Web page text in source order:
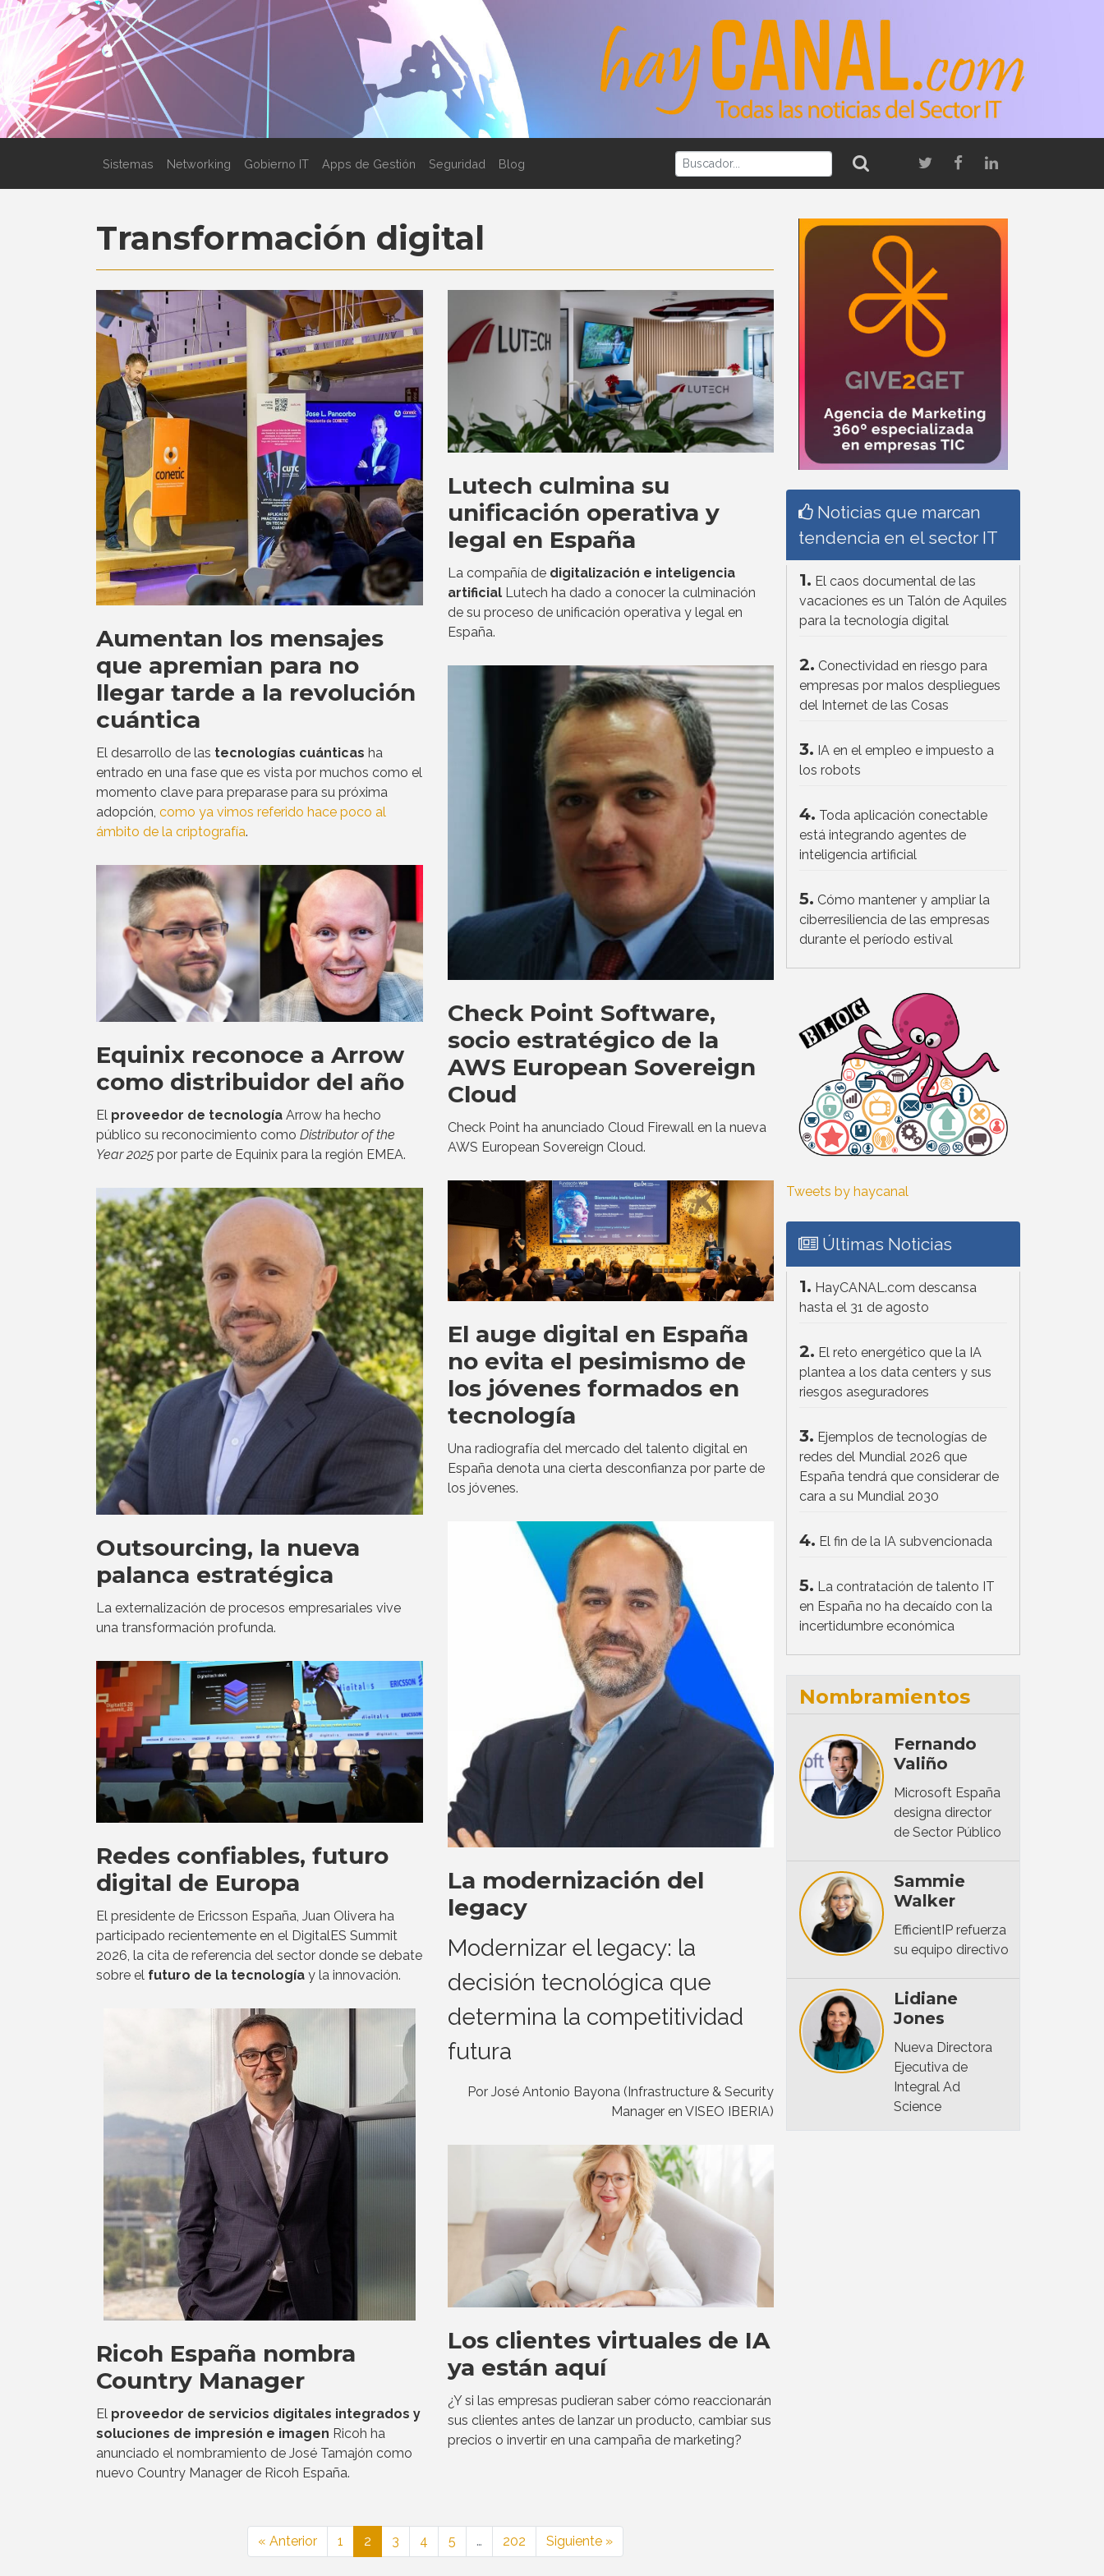
Sistemas Networking Gobierno IT Apps de Gestión Seguridad Blog
Transformación digital
Aumentan los mensajes
que apremian para no
llegar tarde a la revolución
cuántica
El desarrollo de las tecnologías cuánticas ha
entrado en una fase que es vista por muchos como el
momento clave para preparase para su próxima
adopción, como ya vimos referido hace poco al
ámbito de la criptografía.
Equinix reconoce a Arrow
como distribuidor del año
El proveedor de tecnología Arrow ha hecho
público su reconocimiento como Distributor of the
Year 2025 por parte de Equinix para la región EMEA.
Outsourcing, la nueva
palanca estratégica
La externalización de procesos empresariales vive
una transformación profunda.
Redes confiables, futuro
digital de Europa
El presidente de Ericsson España, Juan Olivera ha
participado recientemente en el DigitalES Summit
2026, la cita de referencia del sector donde se debate
sobre el futuro de la tecnología y la innovación.
Ricoh España nombra
Country Manager
El proveedor de servicios digitales integrados y
soluciones de impresión e imagen Ricoh ha
anunciado el nombramiento de José Tamajón como
nuevo Country Manager de Ricoh España.
Lutech culmina su
unificación operativa y
legal en España
La compañía de digitalización e inteligencia
artificialLutech ha dado a conocer la culminación
de su proceso de unificación operativa y legal en
España.
Check Point Software,
socio estratégico de la
AWS European Sovereign
Cloud
Check Point ha anunciado Cloud Firewall en la nueva
AWS European Sovereign Cloud.
El auge digital en España
no evita el pesimismo de
los jóvenes formados en
tecnología
Una radiografía del mercado del talento digital en
España denota una cierta desconfianza por parte de
los jóvenes.
La modernización del
legacy
Modernizar el legacy: la
decisión tecnológica que
determina la competitividad
futura
Por José Antonio Bayona (Infrastructure & Security
Manager en VISEO IBERIA)
Los clientes virtuales de IA
ya están aquí
¿Y si las empresas pudieran saber cómo reaccionarán
sus clientes antes de lanzar un producto, cambiar sus
precios o invertir en una campaña de marketing?
« Anterior 1 2 3 4 5 … 202 Siguiente »
Noticias que marcan
tendencia en el sector IT
1. El caos documental de las
vacaciones es un Talón de Aquiles
para la tecnología digital
2. Conectividad en riesgo para
empresas por malos despliegues
del Internet de las Cosas
3. IA en el empleo e impuesto a
los robots
4. Toda aplicación conectable
está integrando agentes de
inteligencia artificial
5. Cómo mantener y ampliar la
ciberresiliencia de las empresas
durante el período estival
Tweets by haycanal
Últimas Noticias
1. HayCANAL.com descansa
hasta el 31 de agosto
2. El reto energético que la IA
plantea a los data centers y sus
riesgos aseguradores
3. Ejemplos de tecnologías de
redes del Mundial 2026 que
España tendrá que considerar de
cara a su Mundial 2030
4. El fin de la IA subvencionada
5. La contratación de talento IT
en España no ha decaído con la
incertidumbre económica
Nombramientos
Fernando
Valiño
Microsoft España
designa director
de Sector Público
Sammie
Walker
EfficientIP refuerza
su equipo directivo
Lidiane
Jones
Nueva Directora
Ejecutiva de
Integral Ad
Science